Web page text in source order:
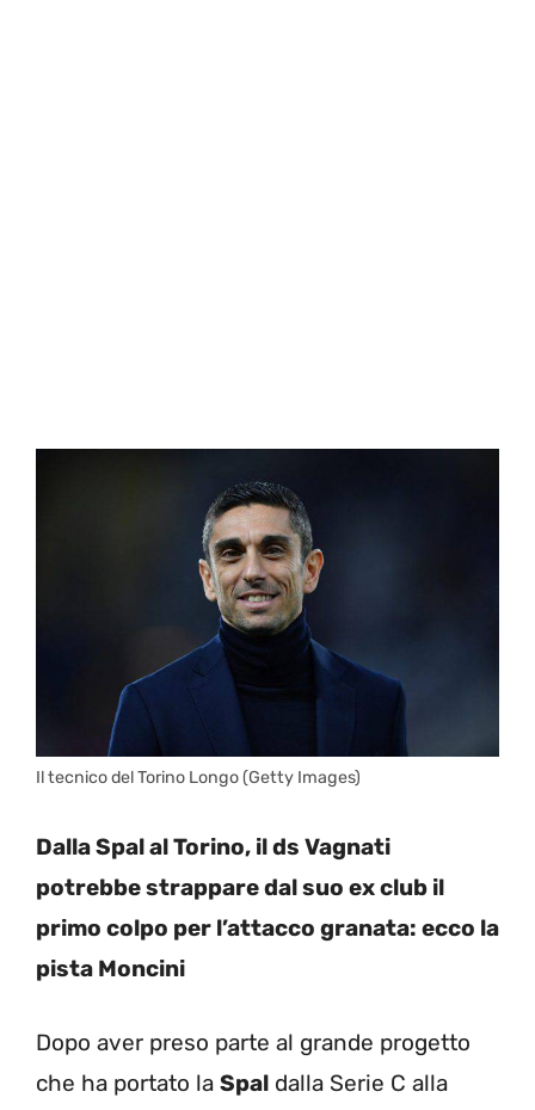
Il tecnico del Torino Longo (Getty Images)
Dalla Spal al Torino, il ds Vagnati
potrebbe strappare dal suo ex club il
primo colpo per l’attacco granata: ecco la
pista Moncini
Dopo aver preso parte al grande progetto
che ha portato la Spal dalla Serie C alla